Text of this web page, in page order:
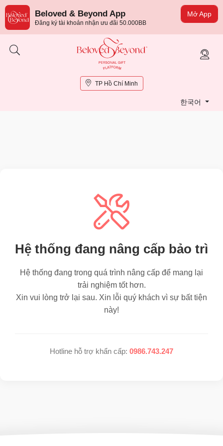
Mở App
Beloved & Beyond App
Đăng ký tài khoản nhận ưu đãi 50.000BB
TP Hồ Chí Minh
한국어
Hệ thống đang nâng cấp bảo trì
Hệ thống đang trong quá trình nâng cấp để mang lại
trải nghiệm tốt hơn.
Xin vui lòng trở lại sau. Xin lỗi quý khách vì sự bất tiện
này!
Hotline hỗ trợ khẩn cấp: 0986.743.247